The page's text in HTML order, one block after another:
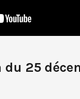
du 25